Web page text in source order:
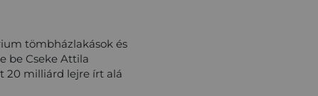
tömbházlakások és
be Cseke Attila
20 milliárd lejre írt alá